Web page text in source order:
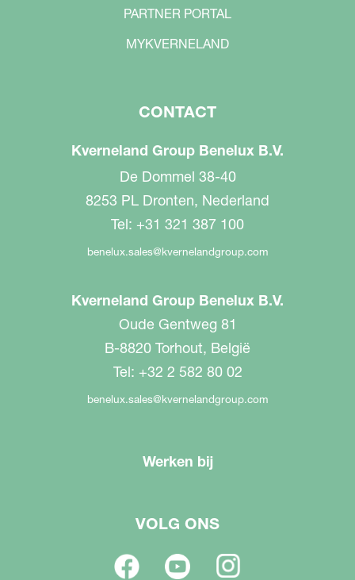
PARTNER PORTAL
MYKVERNELAND
CONTACT
Kverneland Group Benelux B.V.
De Dommel 38-40
8253 PL Dronten, Nederland
Tel: +31 321 387 100
benelux.sales@kvernelandgroup.com
Kverneland Group Benelux B.V.
Oude Gentweg 81
B-8820 Torhout, België
Tel: +32 2 582 80 02
benelux.sales@kvernelandgroup.com
Werken bij
VOLG ONS